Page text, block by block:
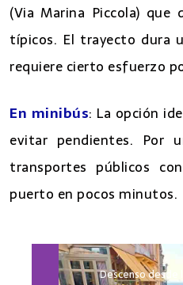
(Via Marina Piccola) que
típicos. El trayecto dura
requiere cierto esfuerzo
En minibús: La opción
evitar pendientes. Por
transportes públicos
puerto en pocos minutos.
Descenso desde